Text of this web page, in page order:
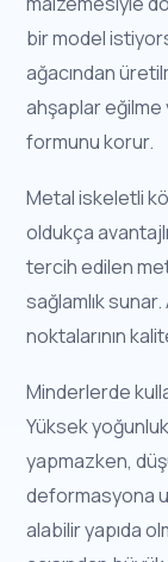
bir model
ağacından
ahşaplar eğilme
formunu korur.
Metal iskeletli
oldukça
tercih edilen
sağlamlık
noktalarının
Minderlerde
Yüksek
yapmazken,
deformasyona
alabilir yapıda